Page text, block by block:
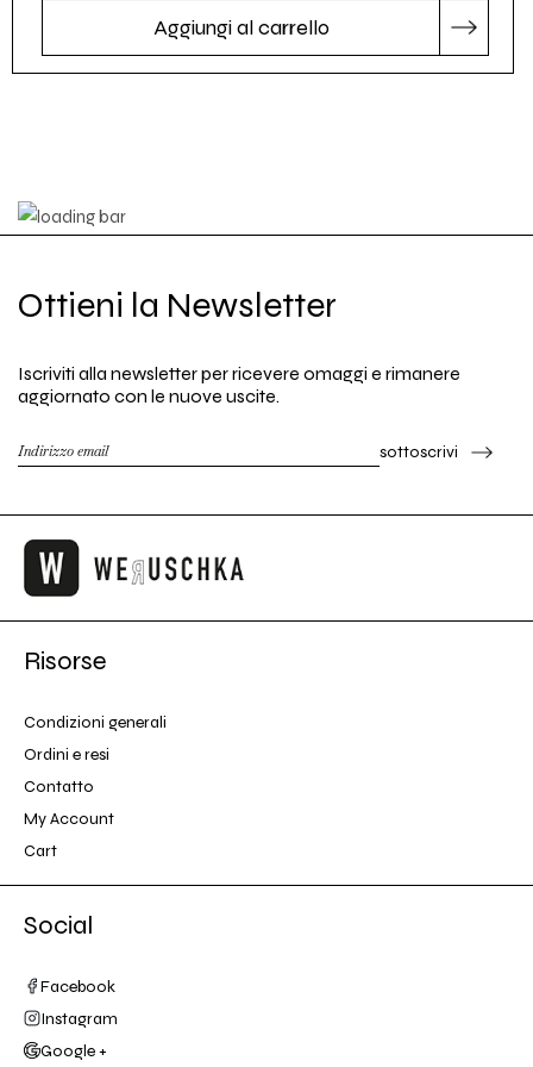
Aggiungi al carrello
Ottieni la Newsletter
Iscriviti alla newsletter per ricevere omaggi e rimanere
aggiornato con le nuove uscite.
sottoscrivi
Risorse
Condizioni generali
Ordini e resi
Contatto
My Account
Cart
Social
Facebook
Instagram
Google +